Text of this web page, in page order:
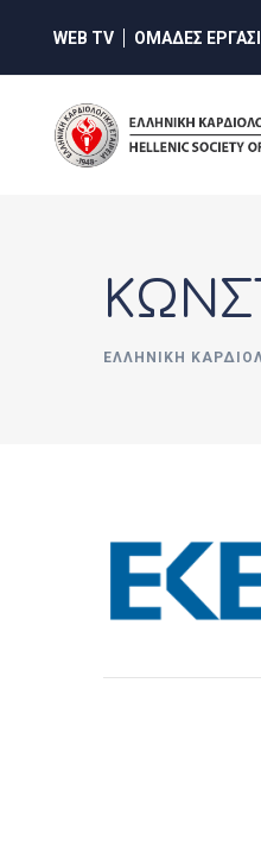
content
WEB TV ΟΜΑΔΕΣ
ΕΛΛΗΝΙΚΉ